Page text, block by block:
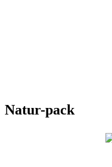
Natur-pack